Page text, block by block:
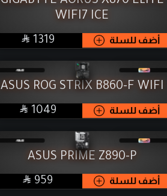
WIFI7 ICE
أضف للسلة  SAR
1319
ASUS ROG STRIX B860-F WIFI
أضف للسلة  SAR
1049
ASUS PRIME Z890-P
أضف للسلة  SAR
959